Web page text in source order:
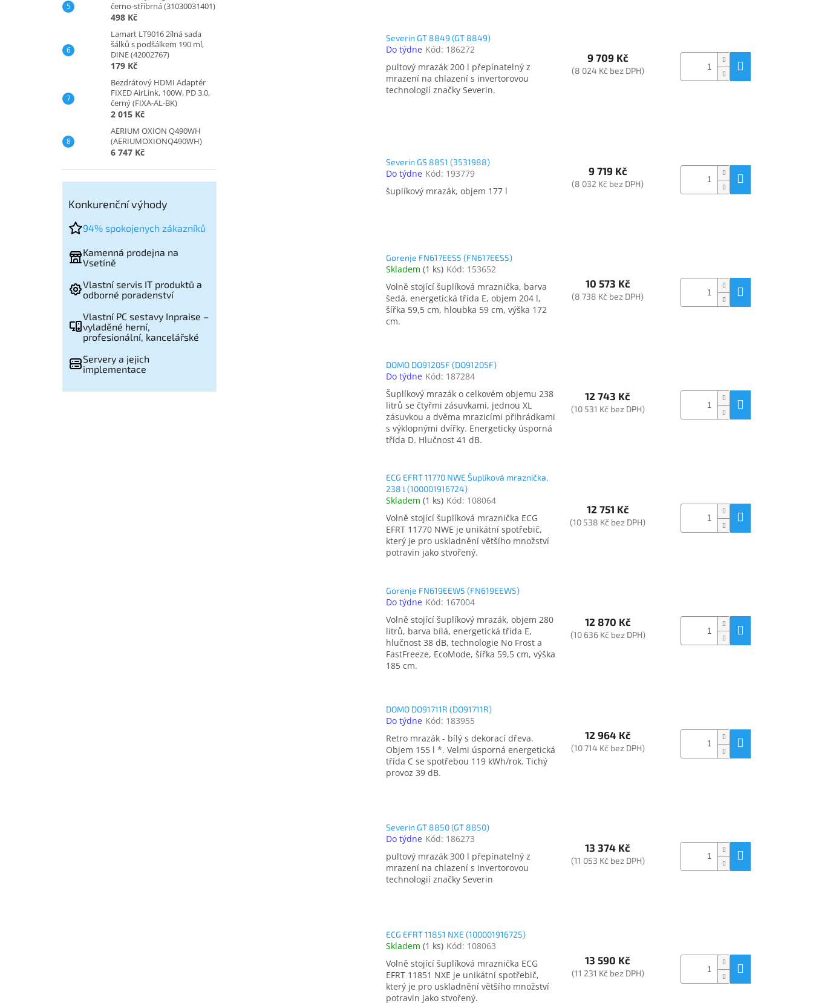
černo-stříbrná (31030031401)
498 Kč
Lamart LT9016 2ílná sada
šálků s podšálkem 190 ml,
DINE (42002767)
179 Kč
Bezdrátový HDMI Adaptér
FIXED AirLink, 100W, PD 3.0,
černý (FIXA-AL-BK)
2 015 Kč
AERIUM OXION Q490WH
(AERIUMOXIONQ490WH)
6 747 Kč
Konkurenční výhody
94% spokojenych zákazníků
Kamenná prodejna na
Vsetíně
Vlastní servis IT produktů a
odborné poradenství
Vlastní PC sestavy Inpraise –
vyladěné herní,
profesionální, kancelářské
Servery a jejich
implementace
Severin GT 8849 (GT 8849)
Do týdne Kód: 186272
pultový mrazák 200 l přepínatelný z
mrazení na chlazení s invertorovou
technologií značky Severin.
9 709 Kč
(8 024 Kč bez DPH)
Severin GS 8851 (3531988)
Do týdne Kód: 193779
šuplíkový mrazák, objem 177 l
9 719 Kč
(8 032 Kč bez DPH)
Gorenje FN617EES5 (FN617EES5)
Skladem (1 ks) Kód: 153652
Volně stojící šuplíková mraznička, barva
šedá, energetická třída E, objem 204 l,
šířka 59,5 cm, hloubka 59 cm, výška 172
cm.
10 573 Kč
(8 738 Kč bez DPH)
DOMO DO91205F (DO91205F)
Do týdne Kód: 187284
Šuplíkový mrazák o celkovém objemu 238
litrů se čtyřmi zásuvkami, jednou XL
zásuvkou a dvěma mrazicími přihrádkami
s výklopnými dvířky. Energeticky úsporná
třída D. Hlučnost 41 dB.
12 743 Kč
(10 531 Kč bez DPH)
ECG EFRT 11770 NWE Šuplíková mraznička,
238 l (100001916724)
Skladem (1 ks) Kód: 108064
Volně stojící šuplíková mraznička ECG
EFRT 11770 NWE je unikátní spotřebič,
který je pro uskladnění většího množství
potravin jako stvořený.
12 751 Kč
(10 538 Kč bez DPH)
Gorenje FN619EEW5 (FN619EEW5)
Do týdne Kód: 167004
Volně stojící šuplíkový mrazák, objem 280
litrů, barva bílá, energetická třída E,
hlučnost 38 dB, technologie No Frost a
FastFreeze, EcoMode, šířka 59,5 cm, výška
185 cm.
12 870 Kč
(10 636 Kč bez DPH)
DOMO DO91711R (DO91711R)
Do týdne Kód: 183955
Retro mrazák - bílý s dekorací dřeva.
Objem 155 l *. Velmi úsporná energetická
třída C se spotřebou 119 kWh/rok. Tichý
provoz 39 dB.
12 964 Kč
(10 714 Kč bez DPH)
Severin GT 8850 (GT 8850)
Do týdne Kód: 186273
pultový mrazák 300 l přepínatelný z
mrazení na chlazení s invertorovou
technologií značky Severin
13 374 Kč
(11 053 Kč bez DPH)
ECG EFRT 11851 NXE (100001916725)
Skladem (1 ks) Kód: 108063
Volně stojící šuplíková mraznička ECG
EFRT 11851 NXE je unikátní spotřebič,
který je pro uskladnění většího množství
potravin jako stvořený.
13 590 Kč
(11 231 Kč bez DPH)